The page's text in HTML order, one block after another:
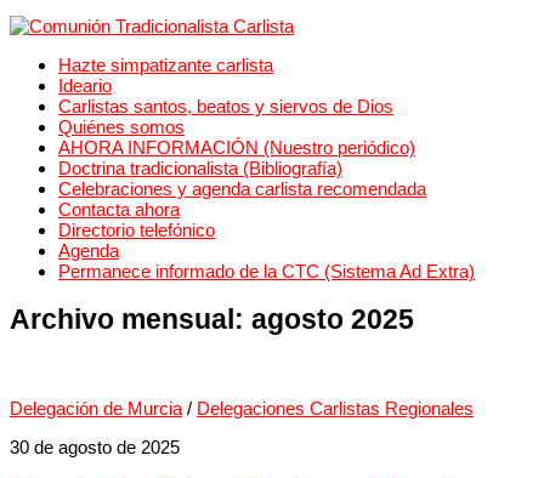
Hazte simpatizante carlista
Ideario
Carlistas santos, beatos y siervos de Dios
Quiénes somos
AHORA INFORMACIÓN (Nuestro periódico)
Doctrina tradicionalista (Bibliografía)
Celebraciones y agenda carlista recomendada
Contacta ahora
Directorio telefónico
Agenda
Permanece informado de la CTC (Sistema Ad Extra)
Archivo mensual: agosto 2025
Delegación de Murcia / Delegaciones Carlistas Regionales
30 de agosto de 2025